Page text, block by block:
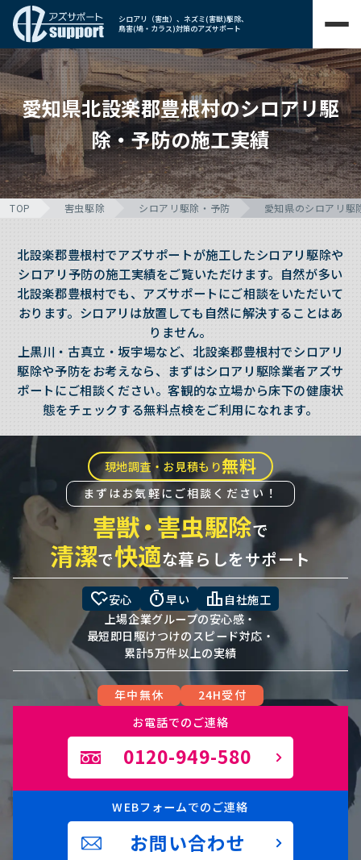
シロアリ（害虫）、ネズミ(害獣)駆除、
鳥害(鳩・カラス)対策のアズサポート
愛知県北設楽郡豊根村のシロアリ駆
除・予防の施工実績
TOP 害虫駆除 シロアリ駆除・予防 愛知県のシロアリ駆
北設楽郡豊根村でアズサポートが施工したシロアリ駆除や
シロアリ予防の施工実績をご覧いただけます。自然が多い
北設楽郡豊根村でも、アズサポートにご相談をいただいて
おります。シロアリは放置しても自然に解決することはあ
りません。
上黒川・古真立・坂宇場など、北設楽郡豊根村でシロアリ
駆除や予防をお考えなら、まずはシロアリ駆除業者アズサ
ポートにご相談ください。客観的な立場から床下の健康状
態をチェックする無料点検をご利用になれます。
現地調査・お見積もり無料
まずはお気軽にご相談ください！
害獣・害虫駆除で
清潔で快適な暮らしをサポート
heart_check安心 timer早い leaderboard 自社施工
上場企業グループの安心感・
最短即日駆けつけのスピード対応・
累計5万件以上の実績
年中無休
24H受付
お電話でのご連絡
0120-949-580
WEBフォームでのご連絡
お問い合わせ